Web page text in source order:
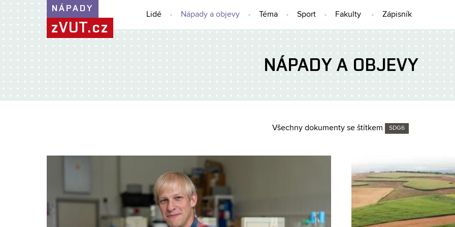
NÁPADY
zVUT.cz
Lidé Nápady a objevy Téma Sport Fakulty Zápisník
NÁPADY A OBJEVY
Všechny dokumenty se štítkem SDG6